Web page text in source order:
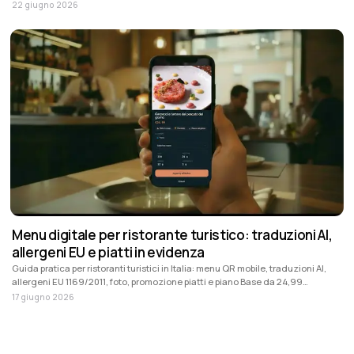
RestoFull, Digiristo, MenuIsland o Gustario.
22 giugno 2026
Menu digitale per ristorante turistico: traduzioni AI,
allergeni EU e piatti in evidenza
Guida pratica per ristoranti turistici in Italia: menu QR mobile, traduzioni AI,
allergeni EU 1169/2011, foto, promozione piatti e piano Base da 24,99
EUR/mese + IVA.
17 giugno 2026